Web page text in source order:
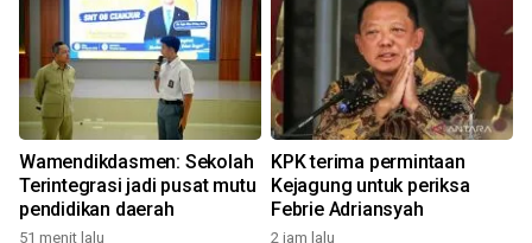
Wamendikdasmen: Sekolah
Terintegrasi jadi pusat mutu
pendidikan daerah
51 menit lalu
KPK terima permintaan
Kejagung untuk periksa
Febrie Adriansyah
2 jam lalu